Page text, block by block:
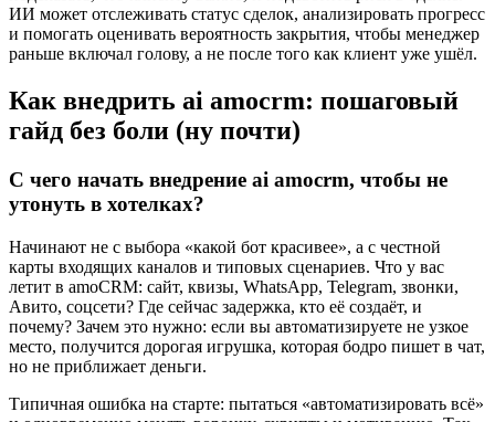
ИИ может отслеживать статус сделок, анализировать прогресс
и помогать оценивать вероятность закрытия, чтобы менеджер
раньше включал голову, а не после того как клиент уже ушёл.
Как внедрить ai amocrm: пошаговый
гайд без боли (ну почти)
С чего начать внедрение ai amocrm, чтобы не
утонуть в хотелках?
Начинают не с выбора «какой бот красивее», а с честной
карты входящих каналов и типовых сценариев. Что у вас
летит в amoCRM: сайт, квизы, WhatsApp, Telegram, звонки,
Авито, соцсети? Где сейчас задержка, кто её создаёт, и
почему? Зачем это нужно: если вы автоматизируете не узкое
место, получится дорогая игрушка, которая бодро пишет в чат,
но не приближает деньги.
Типичная ошибка на старте: пытаться «автоматизировать всё»